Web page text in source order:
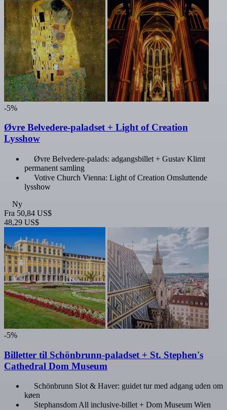
-5%
Øvre Belvedere-paladset + Light of Creation
Lysshow
Øvre Belvedere-palads: adgangsbillet + Gustav Klimt
permanent samling
Votive Church Vienna: Light of Creation Omsluttende
lysshow
Ny
Fra 50,84 US$
48,29 US$
-5%
Billetter til Schönbrunn-paladset + St. Stephen's
Cathedral Dom Museum
Schönbrunn Slot & Haver: guidet tur med adgang uden om
køen
Stephansdom All inclusive-billet + Dom Museum Wien